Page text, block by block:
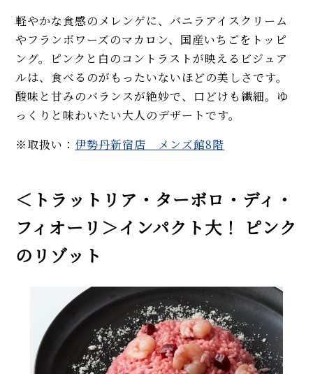
軽やかな食感のメレンゲに、バニラアイスクリーム
やフランボワーズのマカロン、国産いちごをトッピ
ング。ピンクと白のコントラストが映えるビジュア
ルは、食べるのがもったいないほどの美しさです。
酸味と甘みのバランスが絶妙で、口どけも繊細。ゆ
っくりと味わいたい大人のデザートです。
※取扱い： 伊勢丹新宿店 メンズ館8階
＜トラットリア・ターボロ・ディ・
フィオーリ＞インパクト大！ ピンク
のリゾット